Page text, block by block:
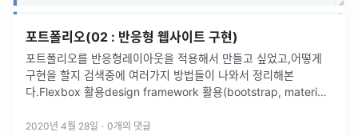
포트폴리오(02 : 반응형 웹사이트 구현)
포트폴리오를 반응형레이아웃을 적용해서 만들고 싶었고,어떻게
구현을 할지 검색중에 여러가지 방법들이 나와서 정리해본
다.Flexbox 활용design framework 활용(bootstrap, material
2020년 4월 28일 · 0개의 댓글